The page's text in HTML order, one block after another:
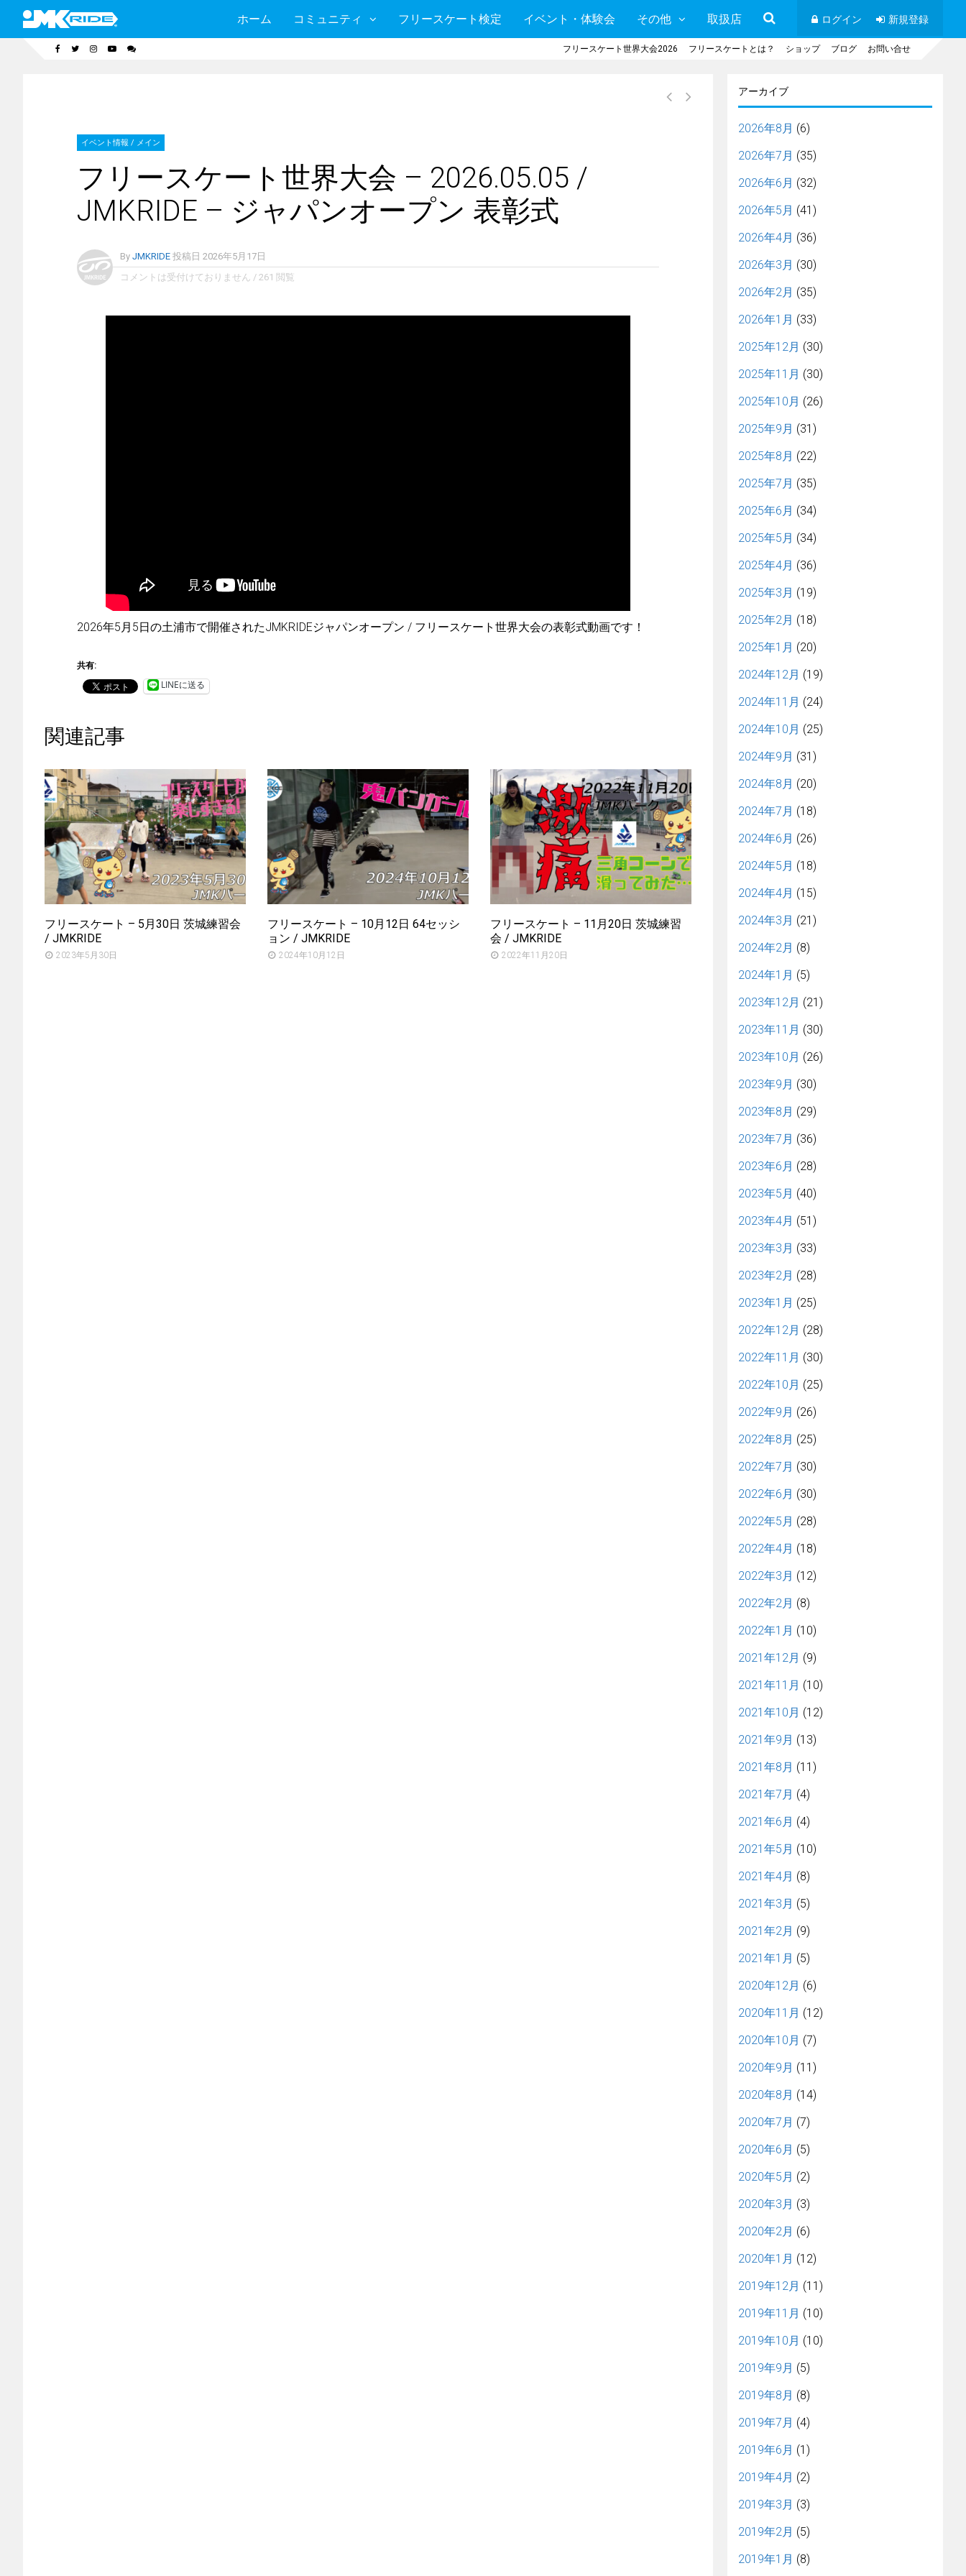
ホーム コミュニティ フリースケート検定 イベント・体験会 その他 取扱店 ログイン 新規登録
フリースケート世界大会2026 フリースケートとは？ ショップ ブログ お問い合せ
イベント情報 / メイン
フリースケート世界大会 – 2026.05.05 /
JMKRIDE – ジャパンオープン 表彰式
By JMKRIDE 投稿日 2026年5月17日
コメントは受付けておりません / 261 閲覧
2026年5月5日の土浦市で開催されたJMKRIDEジャパンオープン / フリースケート世界大会の表彰式動画です！
共有:
LINEに送る
関連記事
フリースケート – 5月30日 茨城練習会
/ JMKRIDE
2023年5月30日
フリースケート – 10月12日 64セッシ
ョン / JMKRIDE
2024年10月12日
フリースケート – 11月20日 茨城練習
会 / JMKRIDE
2022年11月20日
アーカイブ
2026年8月 (6)
2026年7月 (35)
2026年6月 (32)
2026年5月 (41)
2026年4月 (36)
2026年3月 (30)
2026年2月 (35)
2026年1月 (33)
2025年12月 (30)
2025年11月 (30)
2025年10月 (26)
2025年9月 (31)
2025年8月 (22)
2025年7月 (35)
2025年6月 (34)
2025年5月 (34)
2025年4月 (36)
2025年3月 (19)
2025年2月 (18)
2025年1月 (20)
2024年12月 (19)
2024年11月 (24)
2024年10月 (25)
2024年9月 (31)
2024年8月 (20)
2024年7月 (18)
2024年6月 (26)
2024年5月 (18)
2024年4月 (15)
2024年3月 (21)
2024年2月 (8)
2024年1月 (5)
2023年12月 (21)
2023年11月 (30)
2023年10月 (26)
2023年9月 (30)
2023年8月 (29)
2023年7月 (36)
2023年6月 (28)
2023年5月 (40)
2023年4月 (51)
2023年3月 (33)
2023年2月 (28)
2023年1月 (25)
2022年12月 (28)
2022年11月 (30)
2022年10月 (25)
2022年9月 (26)
2022年8月 (25)
2022年7月 (30)
2022年6月 (30)
2022年5月 (28)
2022年4月 (18)
2022年3月 (12)
2022年2月 (8)
2022年1月 (10)
2021年12月 (9)
2021年11月 (10)
2021年10月 (12)
2021年9月 (13)
2021年8月 (11)
2021年7月 (4)
2021年6月 (4)
2021年5月 (10)
2021年4月 (8)
2021年3月 (5)
2021年2月 (9)
2021年1月 (5)
2020年12月 (6)
2020年11月 (12)
2020年10月 (7)
2020年9月 (11)
2020年8月 (14)
2020年7月 (7)
2020年6月 (5)
2020年5月 (2)
2020年3月 (3)
2020年2月 (6)
2020年1月 (12)
2019年12月 (11)
2019年11月 (10)
2019年10月 (10)
2019年9月 (5)
2019年8月 (8)
2019年7月 (4)
2019年6月 (1)
2019年4月 (2)
2019年3月 (3)
2019年2月 (5)
2019年1月 (8)